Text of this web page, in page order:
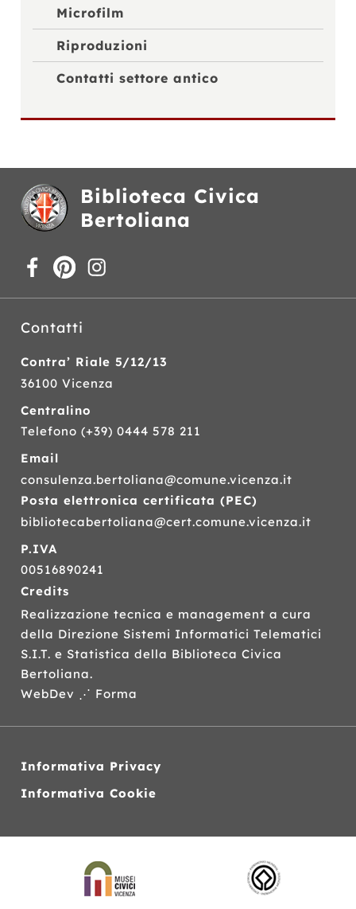
Microfilm
Riproduzioni
Contatti settore antico
Biblioteca Civica
Bertoliana
Contatti
Contra’ Riale 5/12/13
36100 Vicenza
Centralino
Telefono(+39) 0444 578 211
Email
consulenza.bertoliana@comune.vicenza.it
Posta elettronica certificata (PEC)
bibliotecabertoliana@cert.comune.vicenza.it
P.IVA
00516890241
Credits
Realizzazione tecnica e management a cura
della Direzione Sistemi Informatici Telematici
S.I.T. e Statistica della Biblioteca Civica
Bertoliana.
WebDev ⋰ Forma
Informativa Privacy
Informativa Cookie